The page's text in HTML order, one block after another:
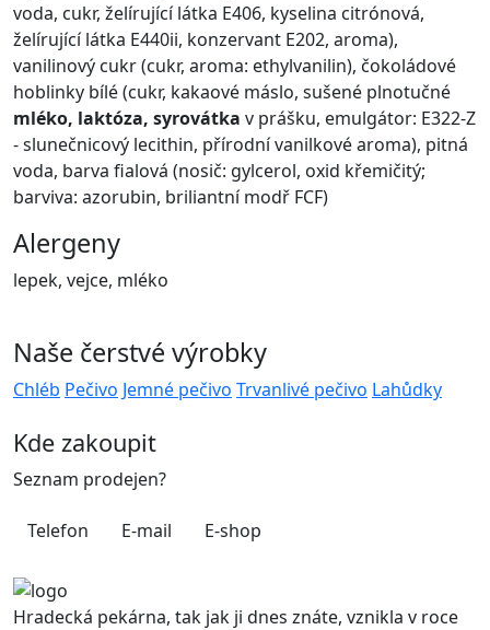
voda, cukr, želírující látka E406, kyselina citrónová,
želírující látka E440ii, konzervant E202, aroma),
vanilinový cukr (cukr, aroma: ethylvanilin), čokoládové
hoblinky bílé (cukr, kakaové máslo, sušené plnotučné
mléko, laktóza, syrovátka v prášku, emulgátor: E322-Z
- slunečnicový lecithin, přírodní vanilkové aroma), pitná
voda, barva fialová (nosič: gylcerol, oxid křemičitý;
barviva: azorubin, briliantní modř FCF)
Alergeny
lepek, vejce, mléko
Naše čerstvé výrobky
Chléb Pečivo Jemné pečivo Trvanlivé pečivo Lahůdky
Kde zakoupit
Seznam prodejen?
Telefon E-mail E-shop
Hradecká pekárna, tak jak ji dnes znáte, vznikla v roce